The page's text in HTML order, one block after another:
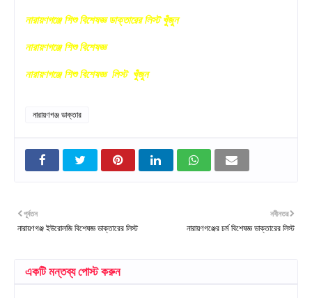
নারায়ণগঞ্জে শিশু বিশেষজ্ঞ ডাক্তারের লিস্ট খুঁজুন
নারায়ণগঞ্জে শিশু বিশেষজ্ঞ
নারায়ণগঞ্জে শিশু বিশেষজ্ঞ লিস্ট খুঁজুন
নারায়ণগঞ্জ ডাক্তার
নবীনতর
নারায়ণগঞ্জের চর্ম বিশেষজ্ঞ ডাক্তারের লিস্ট
পূর্বতন
নারায়ণগঞ্জ ইউরোলজি বিশেষজ্ঞ ডাক্তারের লিস্ট
একটি মন্তব্য পোস্ট করুন